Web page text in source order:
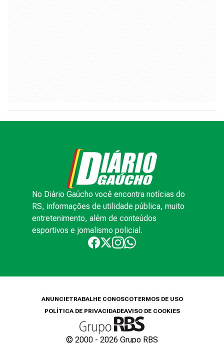
No Diário Gaúcho você encontra notícias do
RS, informações de utilidade pública, muito
entretenimento, além de conteúdos
esportivos e jornalismo policial.
ANUNCIETRABALHE CONOSCOTERMOS DE USO
POLÍTICA DE PRIVACIDADEAVISO DE COOKIES
© 2000 - 2026 Grupo RBS